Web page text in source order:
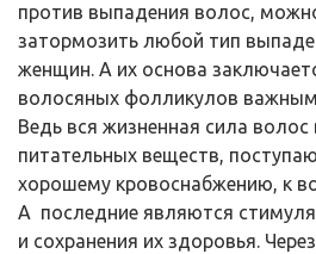
против выпадения волос,
затормозить любой тип
женщин. А их основа
волосяных фолликулов
Ведь вся жизненная сила
питательных веществ,
хорошему кровоснабжению, к
А последние являются
и сохранения их здоровья.